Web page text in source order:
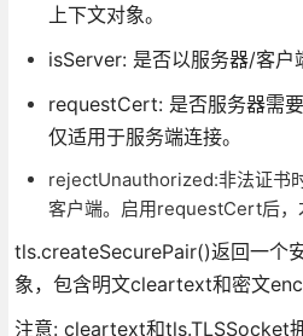
上下文对象。
isServer: 是否以服务器/客户
requestCert: 是否服务器需要
仅适用于服务端连接。
rejectUnauthorized:非法证书
客户端。启用requestCert后，
tls.createSecurePair()返回一个
象，包含明文cleartext和密文
注意: cleartext和tls.TLSSocket拥